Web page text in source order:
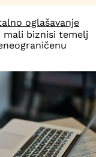
oglašavanje
mali biznisi temelj